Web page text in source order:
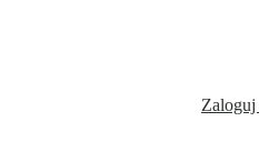
Zaloguj